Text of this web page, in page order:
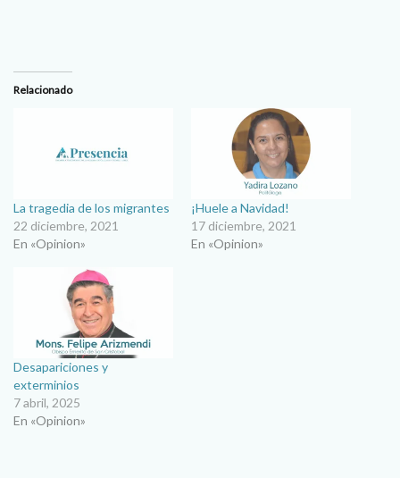
Relacionado
La tragedia de los migrantes
22 diciembre, 2021
En «Opinion»
¡Huele a Navidad!
17 diciembre, 2021
En «Opinion»
Desapariciones y
exterminios
7 abril, 2025
En «Opinion»